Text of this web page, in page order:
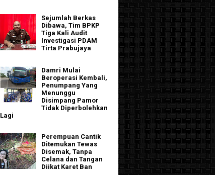
Sejumlah Berkas
Dibawa, Tim BPKP
Tiga Kali Audit
Investigasi PDAM
Tirta Prabujaya
Damri Mulai
Beroperasi Kembali,
Penumpang Yang
Menunggu
Disimpang Pamor
Tidak Diperbolehkan
Lagi
Perempuan Cantik
Ditemukan Tewas
Disemak, Tanpa
Celana dan Tangan
Diikat Karet Ban